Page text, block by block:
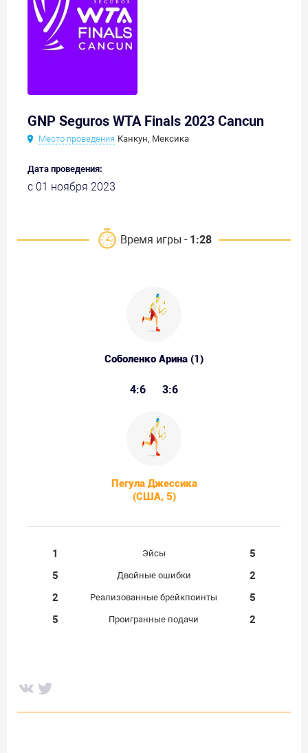
GNP Seguros WTA Finals 2023 Cancun
Место проведения Канкун, Мексика
Дата проведения:
с 01 ноября 2023
Время игры - 1:28
Соболенко Арина (1)
4:6 3:6
Пегула Джессика
(США, 5)
1 Эйсы
5
5
Двойные ошибки
2
2
Реализованные брейкпоинты
5
5
Проигранные подачи 2